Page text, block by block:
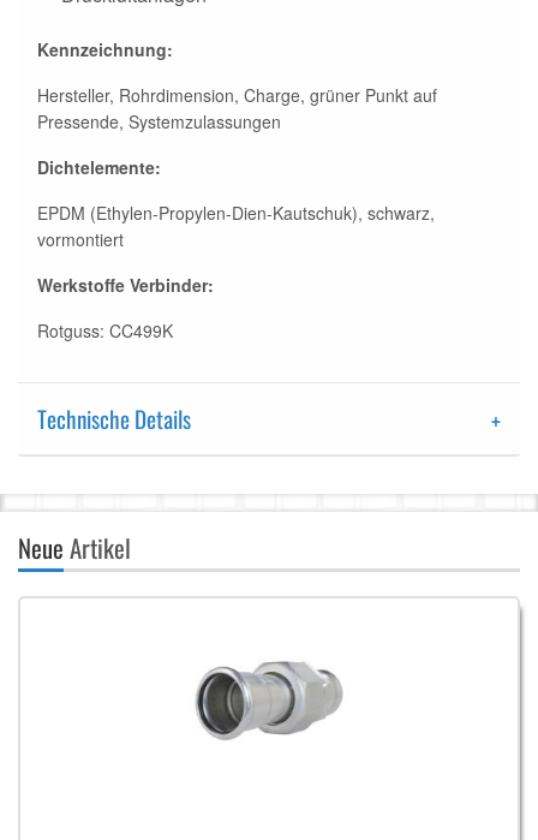
Kennzeichnung:
Hersteller, Rohrdimension, Charge, grüner Punkt auf
Pressende, Systemzulassungen
Dicht­elemente:
EPDM (Ethylen-​Propylen-​Dien-​Kautschuk), schwarz,
vormontiert
Werkstoffe Verbinder:
Rotguss: CC499K
Technische Details
NeueArtikel